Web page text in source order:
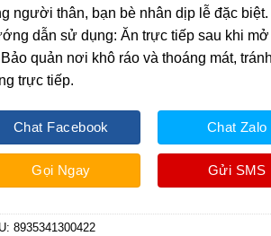
người thân, bạn bè nhân dịp lễ đặc biệt.
dẫn sử dụng: Ăn trực tiếp sau khi
Bảo quản nơi khô ráo và thoáng mát,
trực tiếp.
Chat Facebook
Gọi Ngay
Chat Zalo
Gửi SMS
8935341300422